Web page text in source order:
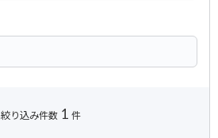
絞り込み件数 1 件